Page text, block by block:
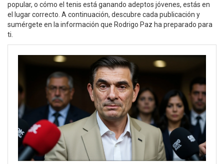
popular, o cómo el tenis está ganando adeptos jóvenes, estás en
el lugar correcto. A continuación, descubre cada publicación y
sumérgete en la información que Rodrigo Paz ha preparado para
ti.